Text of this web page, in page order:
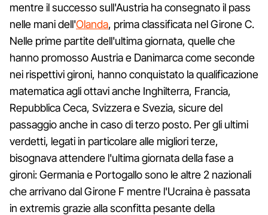
mentre il successo sull'Austria ha consegnato il pass
nelle mani dell'Olanda, prima classificata nel Girone C.
Nelle prime partite dell'ultima giornata, quelle che
hanno promosso Austria e Danimarca come seconde
nei rispettivi gironi, hanno conquistato la qualificazione
matematica agli ottavi anche Inghilterra, Francia,
Repubblica Ceca, Svizzera e Svezia, sicure del
passaggio anche in caso di terzo posto. Per gli ultimi
verdetti, legati in particolare alle migliori terze,
bisognava attendere l'ultima giornata della fase a
gironi: Germania e Portogallo sono le altre 2 nazionali
che arrivano dal Girone F mentre l'Ucraina è passata
in extremis grazie alla sconfitta pesante della